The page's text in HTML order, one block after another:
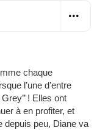
chaque
l’une d’entre
! Elles ont
à en profiter, et
depuis peu, Diane va